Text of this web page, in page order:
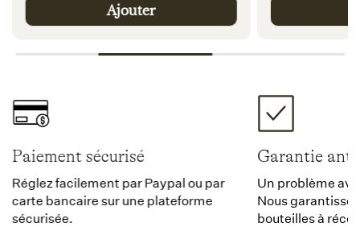
Ajouter
Paiement sécurisé
Réglez facilement par Paypal ou par
carte bancaire sur une plateforme
sécurisée.
Garantie
Un problème
Nous
bouteilles à